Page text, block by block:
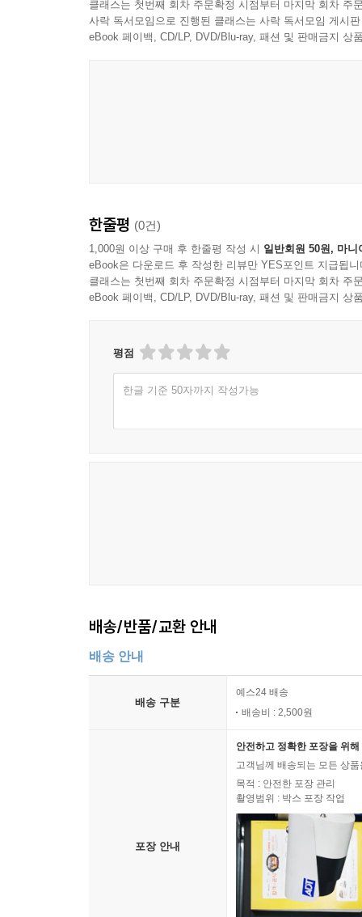
클래스는 첫번째 회차 주문확정 시점부터 마지막 회차 주
사락 독서모임으로 진행된 클래스는 사락 독서모임 게시
eBook 페이백, CD/LP, DVD/Blu-ray, 패션 및 판매금지 상
한줄평 (0건)
1,000원 이상 구매 후 한줄평 작성 시 일반회원 50원, 마니
eBook은 다운로드 후 작성한 리뷰만 YES포인트 지급됩니
클래스는 첫번째 회차 주문확정 시점부터 마지막 회차 주
eBook 페이백, CD/LP, DVD/Blu-ray, 패션 및 판매금지 상
평점
한글 기준 50자까지 작성가능
배송/반품/교환 안내
배송 안내
배송 구분
예스24 배송
배송비 : 2,500원
포장 안내
안전하고 정확한 포장을 위
고객님께 배송되는 모든 상
목적 : 안전한 포장 관리
촬영범위 : 박스 포장 작업